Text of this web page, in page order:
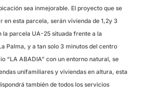
sea inmejorable. El proyecto que se
en esta parcela, serán vivienda de 1,2y 3
la parcela UA-25 situada frente a la
Palma, y a tan solo 3 minutos del centro
“LA ABADIA” con un entorno natural, se
unifamiliares y viviendas en altura, esta
también de todos los servicios